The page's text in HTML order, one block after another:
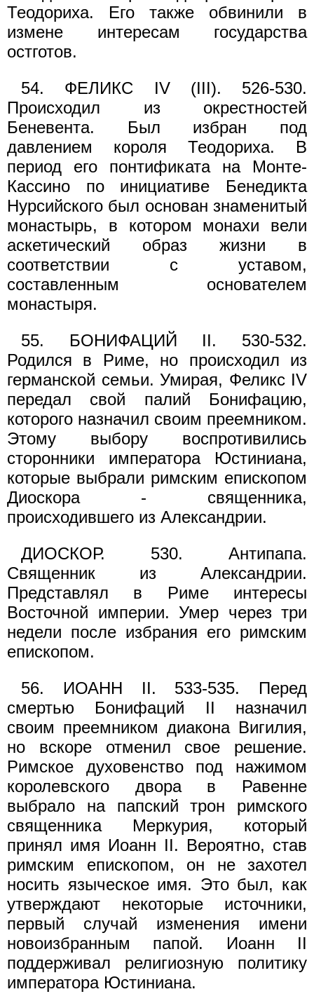
Теодориха. Его также обвинили в
измене интересам государства
остготов.
54. ФЕЛИКС IV (III). 526-530.
Происходил из окрестностей
Беневента. Был избран под
давлением короля Теодориха. В
период его понтификата на Монте-
Кассино по инициативе Бенедикта
Нурсийского был основан знаменитый
монастырь, в котором монахи вели
аскетический образ жизни в
соответствии с уставом,
составленным основателем
монастыря.
55. БОНИФАЦИЙ II. 530-532.
Родился в Риме, но происходил из
германской семьи. Умирая, Феликс IV
передал свой палий Бонифацию,
которого назначил своим преемником.
Этому выбору воспротивились
сторонники императора Юстиниана,
которые выбрали римским епископом
Диоскора - священника,
происходившего из Александрии.
ДИОСКОР. 530. Антипапа.
Священник из Александрии.
Представлял в Риме интересы
Восточной империи. Умер через три
недели после избрания его римским
епископом.
56. ИОАНН II. 533-535. Перед
смертью Бонифаций II назначил
своим преемником диакона Вигилия,
но вскоре отменил свое решение.
Римское духовенство под нажимом
королевского двора в Равенне
выбрало на папский трон римского
священника Меркурия, который
принял имя Иоанн II. Вероятно, став
римским епископом, он не захотел
носить языческое имя. Это был, как
утверждают некоторые источники,
первый случай изменения имени
новоизбранным папой. Иоанн II
поддерживал религиозную политику
императора Юстиниана.